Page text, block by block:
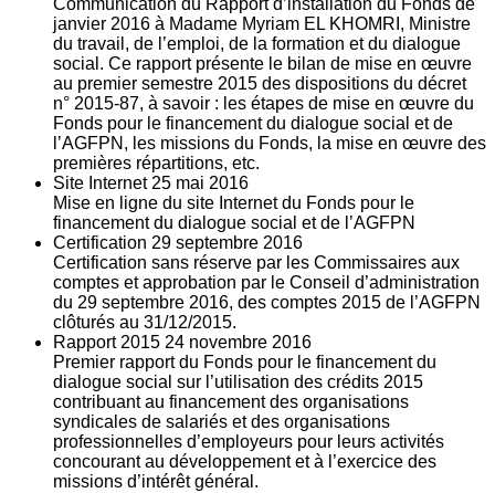
Communication du Rapport d’installation du Fonds de
janvier 2016 à Madame Myriam EL KHOMRI, Ministre
du travail, de l’emploi, de la formation et du dialogue
social. Ce rapport présente le bilan de mise en œuvre
au premier semestre 2015 des dispositions du décret
n° 2015-87, à savoir : les étapes de mise en œuvre du
Fonds pour le financement du dialogue social et de
l’AGFPN, les missions du Fonds, la mise en œuvre des
premières répartitions, etc.
Site Internet 25 mai 2016
Mise en ligne du site Internet du Fonds pour le
financement du dialogue social et de l’AGFPN
Certification 29 septembre 2016
Certification sans réserve par les Commissaires aux
comptes et approbation par le Conseil d’administration
du 29 septembre 2016, des comptes 2015 de l’AGFPN
clôturés au 31/12/2015.
Rapport 2015 24 novembre 2016
Premier rapport du Fonds pour le financement du
dialogue social sur l’utilisation des crédits 2015
contribuant au financement des organisations
syndicales de salariés et des organisations
professionnelles d’employeurs pour leurs activités
concourant au développement et à l’exercice des
missions d’intérêt général.